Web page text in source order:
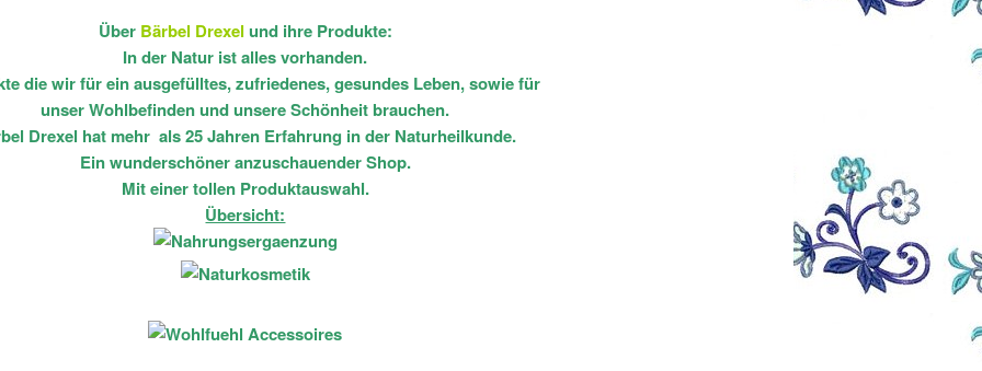
ÜberBärbel Drexel und ihre Produkte:
In der Natur ist alles vorhanden.
die wir für ein ausgefülltes, zufriedenes, gesundes Leben, sowie für
unser Wohlbefinden und unsere Schönheit brauchen.
Drexel hat mehr als 25 Jahren Erfahrung in der Naturheilkunde.
Ein wunderschöner anzuschauender Shop.
Mit einer tollen Produktauswahl.
Übersicht: